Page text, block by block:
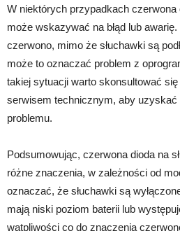
W niektórych przypadkach czerwona
może wskazywać na błąd lub
czerwono, mimo że słuchawki są
może to oznaczać problem z
takiej sytuacji warto skonsultować
serwisem technicznym, aby
problemu.
Podsumowując, czerwona dioda na
różne znaczenia, w zależności od
oznaczać, że słuchawki są
mają niski poziom baterii lub
wątpliwości co do znaczenia